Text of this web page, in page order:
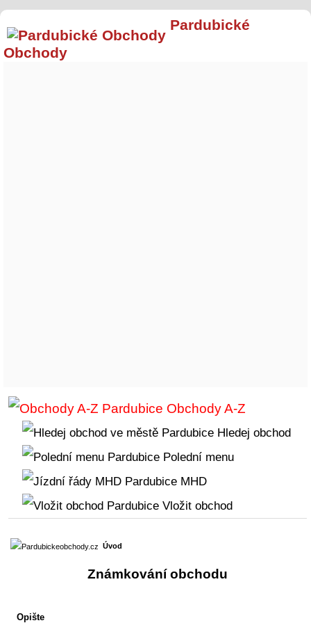
Pardubické
Obchody
Obchody A-Z
Hledej obchod
Polední menu
MHD
Vložit obchod
Úvod
Známkování obchodu
Opište